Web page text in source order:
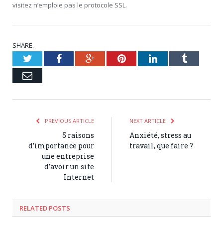
visitez n’emploie pas le protocole SSL.
SHARE.
TwitterFacebookGoogle+PinterestLinkedInTumblr
Email
PREVIOUS ARTICLE
5 raisons
d’importance pour
une entreprise
d’avoir un site
Internet
NEXT ARTICLE
Anxiété, stress au
travail, que faire ?
RELATED POSTS